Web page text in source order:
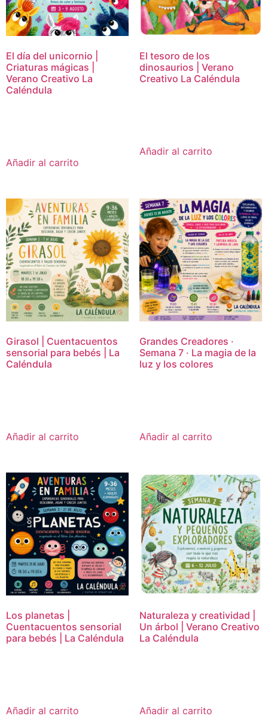
El día del unicornio |
Criaturas mágicas |
Verano Creativo La
Caléndula
Añadir al carrito
El tesoro de los
dinosaurios | Verano
Creativo La Caléndula
Añadir al carrito
Girasol | Cuentacuentos
sensorial para bebés | La
Caléndula
Añadir al carrito
Grandes Creadores ·
Semana 7 · La magia de la
luz y los colores
Añadir al carrito
Los planetas |
Cuentacuentos sensorial
para bebés | La Caléndula
Añadir al carrito
Naturaleza y creatividad |
Un árbol | Verano Creativo
La Caléndula
Añadir al carrito